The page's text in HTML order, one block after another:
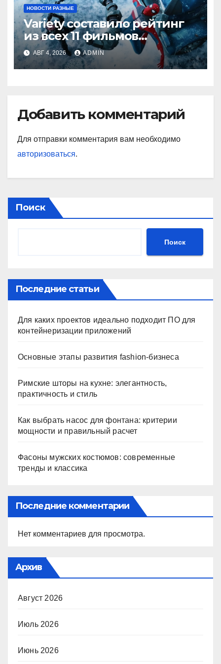
НОВОСТИ РАЗНЫЕ
Variety составило рейтинг
из всех 11 фильмов
о Человеке-пауке — от
худшего к лучшему
АВГ 4, 2026 ADMIN
Добавить комментарий
Для отправки комментария вам необходимо
авторизоваться.
Поиск
Поиск
Последние статьи
Для каких проектов идеально подходит ПО для
контейнеризации приложений
Основные этапы развития fashion-бизнеса
Римские шторы на кухне: элегантность,
практичность и стиль
Как выбрать насос для фонтана: критерии
мощности и правильный расчет
Фасоны мужских костюмов: современные
тренды и классика
Последние комментарии
Нет комментариев для просмотра.
Архив
Август 2026
Июль 2026
Июнь 2026